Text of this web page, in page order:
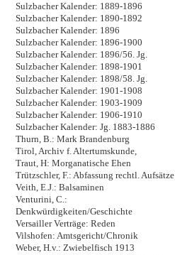
Sulzbacher Kalender: 1889-1896
Sulzbacher Kalender: 1890-1892
Sulzbacher Kalender: 1896
Sulzbacher Kalender: 1896-1900
Sulzbacher Kalender: 1896/56. Jg.
Sulzbacher Kalender: 1898-1901
Sulzbacher Kalender: 1898/58. Jg.
Sulzbacher Kalender: 1901-1908
Sulzbacher Kalender: 1903-1909
Sulzbacher Kalender: 1906-1910
Sulzbacher Kalender: Jg. 1883-1886
Thurn, B.: Mark Brandenburg
Tirol, Archiv f. Altertumskunde,
Traut, H: Morganatische Ehen
Trützschler, F.: Abfassung rechtl. Aufsätze
Veith, E.J.: Balsaminen
Venturini, C.:
Denkwürdigkeiten/Geschichte
Versailler Verträge: Reden
Vilshofen: Amtsgericht/Chronik
Weber, H.v.: Zwiebelfisch 1913